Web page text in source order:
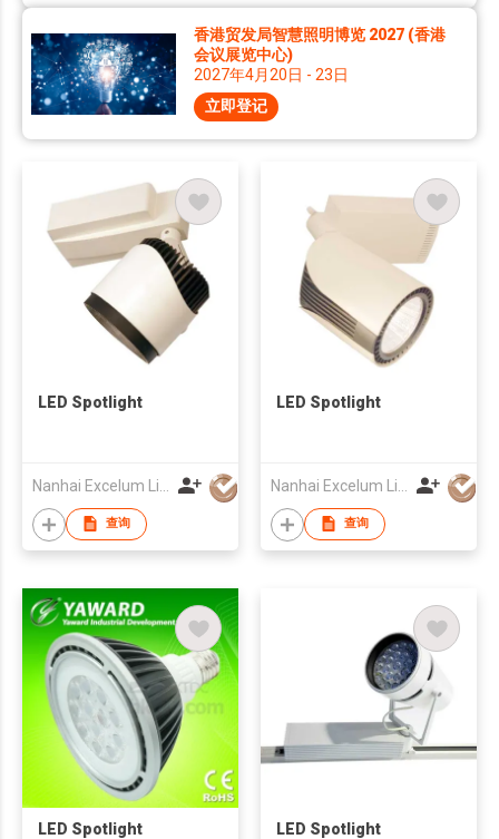
香港贸发局智慧照明博览 2027 (香港
会议展览中心)
2027年4月20日 - 23日
立即登记
LED Spotlight
查询
LED Spotlight
查询
LED Spotlight LED Spotlight